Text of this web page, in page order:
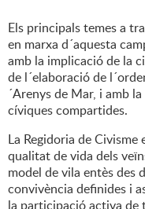
Els principals temes a
en marxa d´aquesta
amb la implicació de la
de l´elaboració de
´Arenys de Mar, i amb
cíviques compartides.
La Regidoria de
qualitat de vida dels
model de vila entès des
convivència definides i
la participació activa